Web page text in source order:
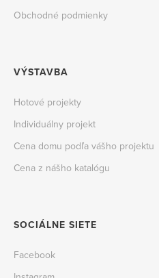
Obchodné podmienky
VÝSTAVBA
Hotové projekty
Individuálny projekt
Cena domu podľa vášho projektu
Cena z nášho katalógu
SOCIÁLNE SIETE
Facebook